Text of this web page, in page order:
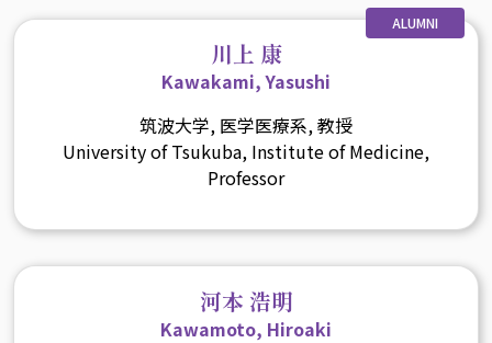
ALUMNI
川上 康
Kawakami, Yasushi
筑波大学, 医学医療系, 教授
University of Tsukuba, Institute of Medicine,
Professor
河本 浩明
Kawamoto, Hiroaki